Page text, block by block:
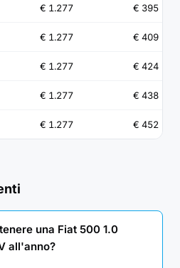
€ 1.277 € 395
€ 1.277 € 409
€ 1.277 € 424
€ 1.277 € 438
€ 1.277 € 452
una Fiat 500 1.0
all'anno?